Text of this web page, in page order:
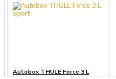
Autobox THULE Force 3 L